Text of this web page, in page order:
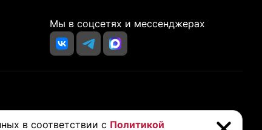
Мы в соцсетях и мессенджерах
проконсультируйтесь с вашим врачом перед покупкой
в соответствии с Политикой